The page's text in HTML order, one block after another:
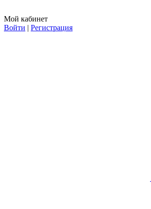
Мой кабинет
Войти | Регистрация